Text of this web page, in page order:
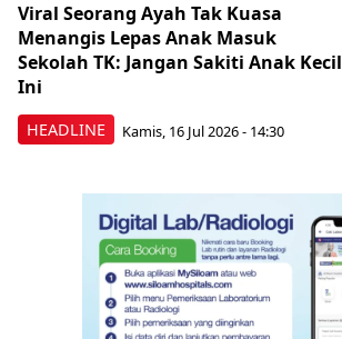
HEADLINE
Viral Seorang Ayah Tak Kuasa
Menangis Lepas Anak Masuk
Sekolah TK: Jangan Sakiti Anak Kecil
Ini
Kamis, 16 Jul 2026 - 14:30